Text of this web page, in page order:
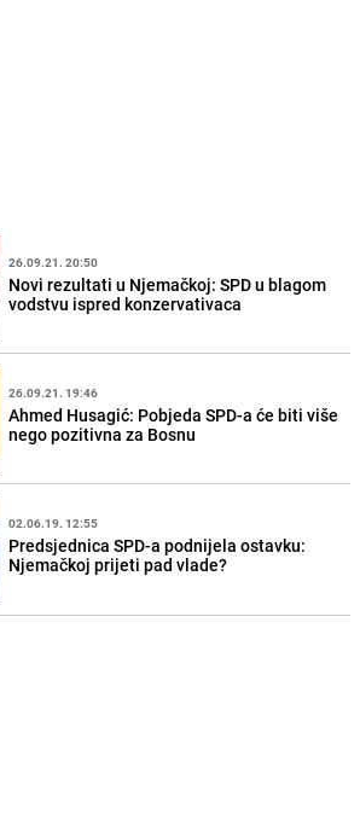
26.09.21. 20:50
Novi rezultati u Njemačkoj: SPD u blagom
vodstvu ispred konzervativaca
26.09.21. 19:46
Ahmed Husagić: Pobjeda SPD-a će biti više
nego pozitivna za Bosnu
02.06.19. 12:55
Predsjednica SPD-a podnijela ostavku:
Njemačkoj prijeti pad vlade?